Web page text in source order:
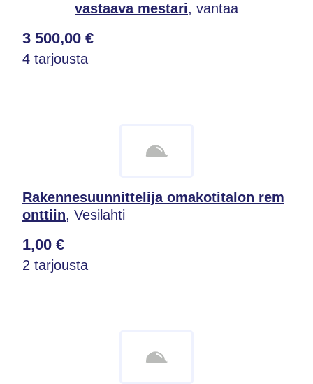
vastaava mestari, vantaa
3 500,00 €
4 tarjousta
Rakennesuunnittelija omakotitalon rem
onttiin, Vesilahti
1,00 €
2 tarjousta